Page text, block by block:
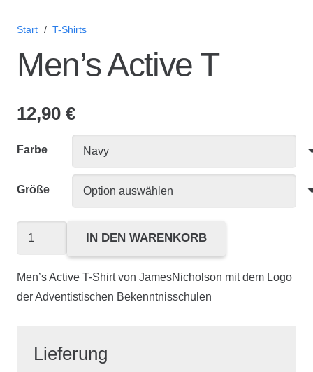
Start / T-Shirts
Men’s Active T
12,90 €
Farbe
Größe
Men's
T
Menge
IN DEN WARENKORB
Men’s Active T-Shirt von JamesNicholson mit dem Logo
der Adventistischen Bekenntnisschulen
Lieferung